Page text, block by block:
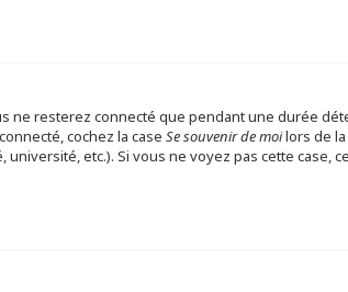
resterez connecté que pendant une durée
cochez la case Se souvenir de moilors de la
etc.). Si vous ne voyez pas cette case,